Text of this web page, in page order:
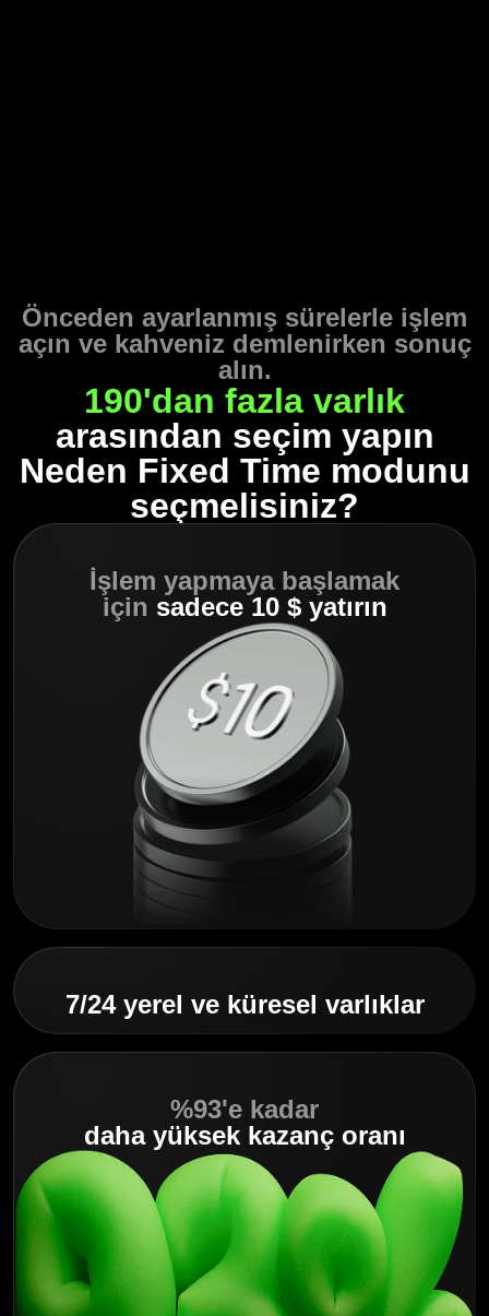
Önceden ayarlanmış sürelerle işlem
açın ve kahveniz demlenirken sonuç
alın.
190'dan fazla varlık
arasından seçim yapın
Neden Fixed Time modunu
seçmelisiniz?
İşlem yapmaya başlamak
için sadece 10 $ yatırın
7/24 yerel ve küresel varlıklar
%93'e kadar
daha yüksek kazanç oranı